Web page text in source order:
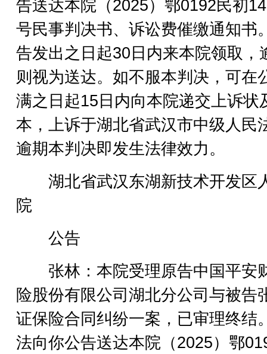
告送达本院（2025）鄂0192民初
号民事判决书、诉讼费催缴通知书
告发出之日起30日内来本院领取，
则视为送达。如不服本判决，可在
满之日起15日内向本院递交上诉状
本，上诉于湖北省武汉市中级人民
逾期本判决即发生法律效力。
湖北省武汉东湖新技术开发区
院
公告
张林：本院受理原告中国平安
险股份有限公司湖北分公司与被告
证保险合同纠纷一案，已审理终结
法向你公告送达本院（2025）鄂